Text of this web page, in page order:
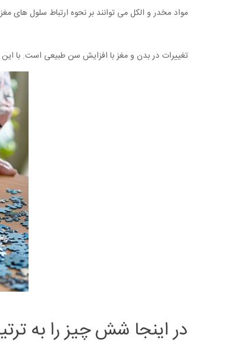
مواد مخدر و الکل می توانند بر نحوه ارتباط سلول های
تغییرات در بدن و مغز با افزایش سن طبیعی است. با این
در اینجا شش چیز را به